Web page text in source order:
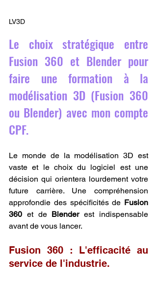
LV3D
Le choix stratégique entre
Fusion 360 et Blender pour
faire une formation à la
modélisation 3D (Fusion 360
ou Blender) avec mon compte
CPF.
Le monde de la modélisation 3D est
vaste et le choix du logiciel est une
décision qui orientera lourdement votre
future carrière. Une compréhension
approfondie des spécificités de Fusion
360 et de Blender est indispensable
avant de vous lancer.
Fusion 360 : L'efficacité au
service de l'industrie.